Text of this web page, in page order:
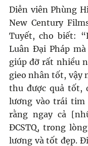
Diễn viên Phùng
New Century
Tuyết, cho biết:
Luân Đại Pháp
giúp đỡ rất nhiều
gieo nhân tốt, vậy
thu được quả tốt,
lương vào trái tim
rằng ngay cả
ĐCSTQ, trong
lương và tốt đẹp.